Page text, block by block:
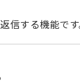
信する機能で